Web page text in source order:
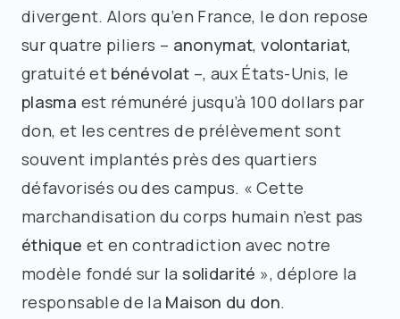
divergent. Alors qu’en France, le don repose
sur quatre piliers – anonymat,volontariat,
gratuité et bénévolat –, aux États-Unis, le
plasma est rémunéré jusqu’à 100 dollars par
don, et les centres de prélèvement sont
souvent implantés près des quartiers
défavorisés ou des campus. « Cette
marchandisation du corps humain n’est pas
éthique et en contradiction avec notre
modèle fondé sur lasolidarité », déplore la
responsable de la Maison du don.